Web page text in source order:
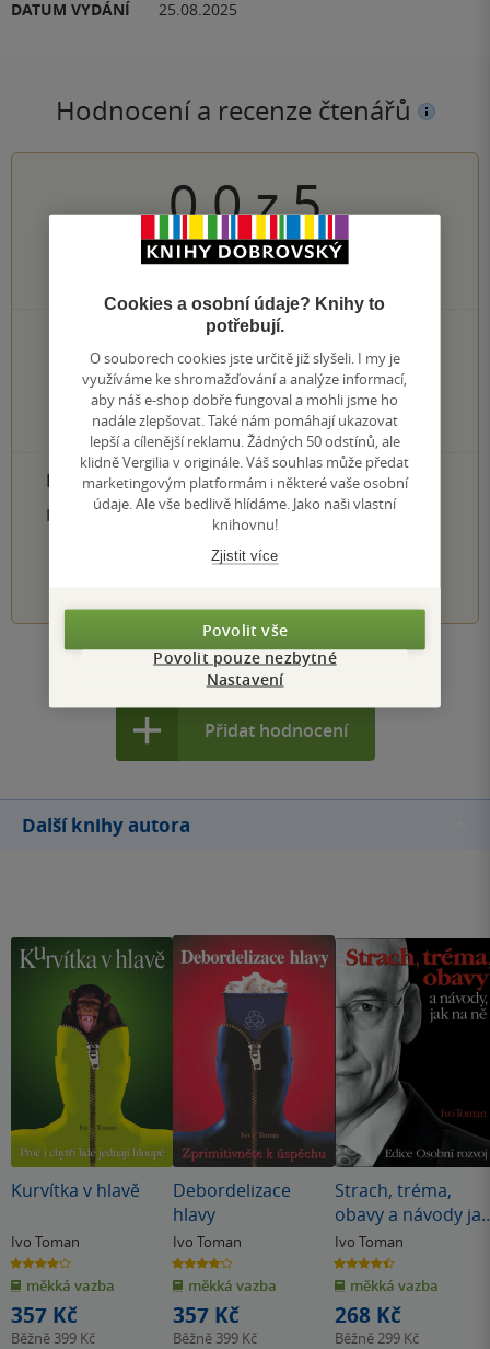
DATUM VYDÁNÍ 25.08.2025
Hodnocení a recenze čtenářů
0.0z5
0×
0×
4 hvězdičky
0×
3 hvězdičky
0×
2 hvězdičky
0×
1 hvezdička
PŘIDEJTE SVÉ HODNOCENÍ PRODUKTU
Hodnocení našich knihkupců: 0.0 z 5
Zobrazit všechna hodnocení
Přidat hodnocení
Další knihy autora
Kurvítka v hlavě
Ivo Toman
3.9
z
5
hvězdiček
měkká vazba
357 Kč
Běžně 399 Kč
Debordelizace
hlavy
Ivo Toman
4.1
z
5
hvězdiček
měkká vazba
357 Kč
Běžně 399 Kč
Strach, tréma,
obavy a návody jak
na ně
Ivo Toman
4.5
z
5
hvězdiček
měkká vazba
268 Kč
Běžně299 Kč
Cookies a osobní údaje? Knihy to
potřebují.
O souborech cookies jste určitě již slyšeli. I my je
využíváme ke shromažďování a analýze informací,
aby náš e-shop dobře fungoval a mohli jsme ho
nadále zlepšovat. Také nám pomáhají ukazovat
lepší a cílenější reklamu. Žádných 50 odstínů, ale
klidně Vergilia v originále. Váš souhlas může předat
marketingovým platformám i některé vaše osobní
údaje. Ale vše bedlivě hlídáme. Jako naši vlastní
knihovnu!
Zjistit více
Povolit vše
Povolit pouze nezbytné
Nastavení